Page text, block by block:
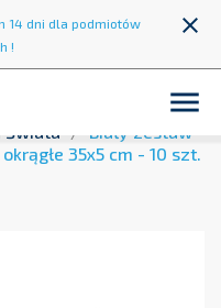
14 dni dla podmiotów
!
close

Świata
Biały zestaw
35x5 cm - 10 szt.